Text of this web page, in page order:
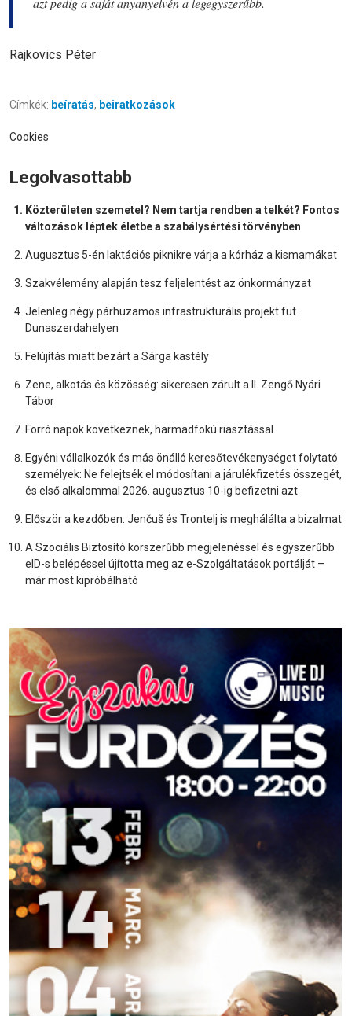
Rajkovics Péter
Címkék: beíratás, beiratkozások
Cookies
Legolvasottabb
Közterületen szemetel? Nem tartja rendben a telkét? Fontos
változások léptek életbe a szabálysértési törvényben
Augusztus 5-én laktációs piknikre várja a kórház a kismamákat
Szakvélemény alapján tesz feljelentést az önkormányzat
Jelenleg négy párhuzamos infrastrukturális projekt fut
Dunaszerdahelyen
Felújítás miatt bezárt a Sárga kastély
Zene, alkotás és közösség: sikeresen zárult a II. Zengő Nyári
Tábor
Forró napok következnek, harmadfokú riasztással
Egyéni vállalkozók és más önálló keresőtevékenységet folytató
személyek: Ne felejtsék el módosítani a járulékfizetés összegét,
és első alkalommal 2026. augusztus 10-ig befizetni azt
Először a kezdőben: Jenčuš és Trontelj is meghálálta a bizalmat
A Szociális Biztosító korszerűbb megjelenéssel és egyszerűbb
eID-s belépéssel újította meg az e-Szolgáltatások portálját –
már most kipróbálható